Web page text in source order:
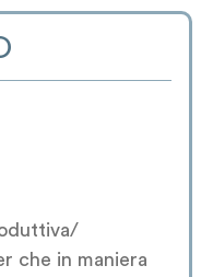
che in maniera